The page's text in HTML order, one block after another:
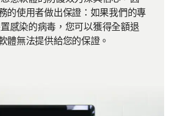
的使用者做出保證：如果我們的專
感染的病毒，您可以獲得全額退
體無法提供給您的保證。